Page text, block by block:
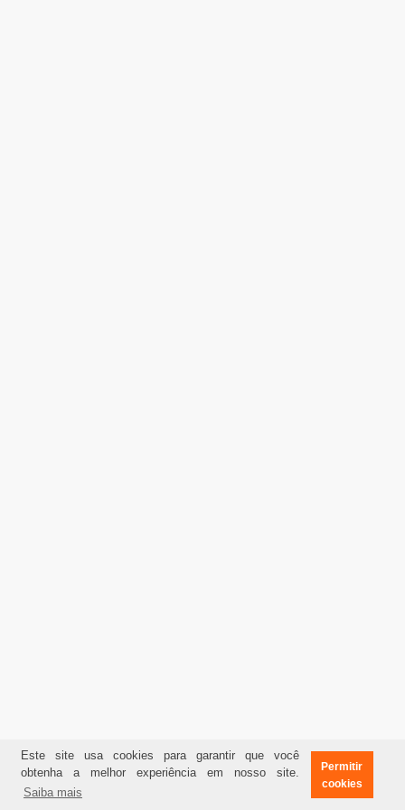
Este site usa cookies para garantir que você
obtenha a melhor experiência em nosso site.
Saiba mais
Permitir
cookies